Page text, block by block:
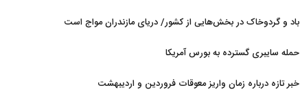
باد و گردوخاک در بخش‌هایی از کشور/ دریای مازندران مواج است
حمله سایبری گسترده به بورس آمریکا
خبر تازه درباره زمان واریز معوقات فروردین و اردیبهشت